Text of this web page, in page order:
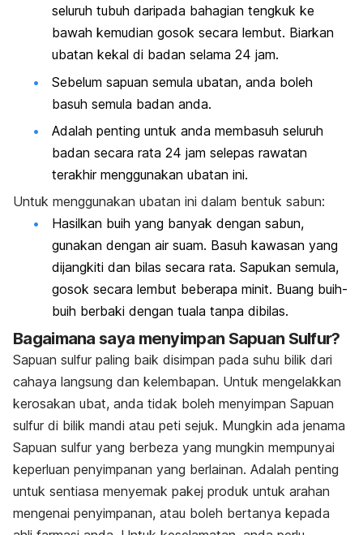
seluruh tubuh daripada bahagian tengkuk ke
bawah kemudian gosok secara lembut. Biarkan
ubatan kekal di badan selama 24 jam.
Sebelum sapuan semula ubatan, anda boleh
basuh semula badan anda.
Adalah penting untuk anda membasuh seluruh
badan secara rata 24 jam selepas rawatan
terakhir menggunakan ubatan ini.
Untuk menggunakan ubatan ini dalam bentuk sabun:
Hasilkan buih yang banyak dengan sabun,
gunakan dengan air suam. Basuh kawasan yang
dijangkiti dan bilas secara rata. Sapukan semula,
gosok secara lembut beberapa minit. Buang buih-
buih berbaki dengan tuala tanpa dibilas.
Bagaimana saya menyimpan Sapuan Sulfur?
Sapuan sulfur paling baik disimpan pada suhu bilik dari
cahaya langsung dan kelembapan. Untuk mengelakkan
kerosakan ubat, anda tidak boleh menyimpan Sapuan
sulfur di bilik mandi atau peti sejuk. Mungkin ada jenama
Sapuan sulfur yang berbeza yang mungkin mempunyai
keperluan penyimpanan yang berlainan. Adalah penting
untuk sentiasa menyemak pakej produk untuk arahan
mengenai penyimpanan, atau boleh bertanya kepada